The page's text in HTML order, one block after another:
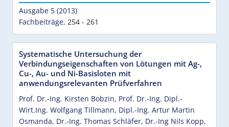
Ausgabe 5 (2013)
Fachbeiträge, 254 - 261
Systematische Untersuchung der
Verbindungseigenschaften von Lötungen mit Ag-,
Cu-, Au- und Ni-Basisloten mit
anwendungsrelevanten Prüfverfahren
Prof. Dr.-Ing. Kirsten Bobzin, Prof. Dr.-Ing. Dipl.-
Wirt.Ing. Wolfgang Tillmann, Dipl.-Ing. Artur Martin
Osmanda, Dr.-Ing. Thomas Schläfer, Dr.-Ing Nils Kopp,